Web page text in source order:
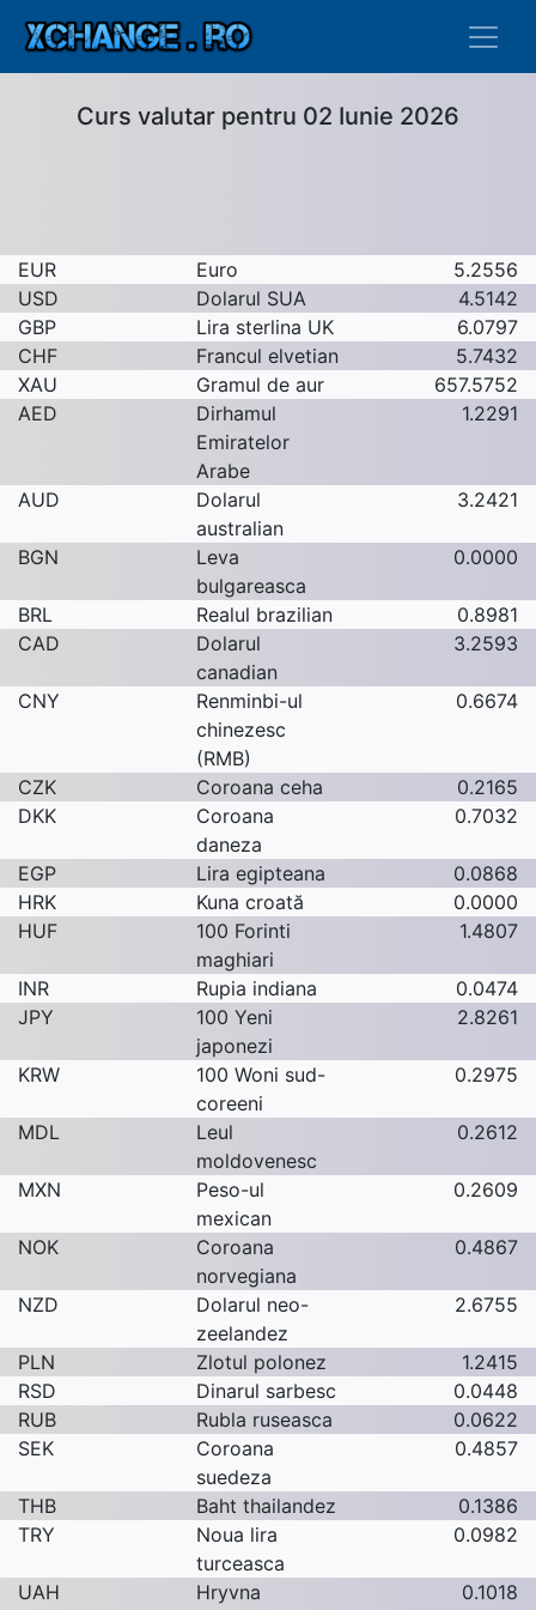
Curs valutar pentru 02 Iunie 2026
EUR Euro
5.2556
USD
Dolarul SUA
4.5142
GBP
Lira sterlina UK
6.0797
CHF
Francul elvetian
5.7432
XAU
Gramul de aur
657.5752
AED
Dirhamul
Emiratelor
Arabe
1.2291
AUD
Dolarul
australian
3.2421
BGN
Leva
bulgareasca
0.0000
BRL Realul brazilian
0.8981
CAD
Dolarul
canadian
3.2593
CNY
Renminbi-ul
chinezesc
(RMB)
0.6674
CZK Coroana ceha
0.2165
DKK
Coroana
daneza
0.7032
EGP Lira egipteana
0.0868
HRK
Kuna croată
0.0000
HUF
100 Forinti
maghiari
1.4807
INR Rupia indiana
0.0474
JPY
100 Yeni
japonezi
2.8261
KRW
100 Woni sud-
coreeni
0.2975
MDL
Leul
moldovenesc
0.2612
MXN
Peso-ul
mexican
0.2609
NOK
Coroana
norvegiana
0.4867
NZD
Dolarul neo-
zeelandez
2.6755
PLN Zlotul polonez
1.2415
RSD
Dinarul sarbesc
0.0448
RUB
Rubla ruseasca
0.0622
SEK
Coroana
suedeza
0.4857
THB Baht thailandez
0.1386
TRY
Noua lira
turceasca
0.0982
UAH
Hryvna
0.1018